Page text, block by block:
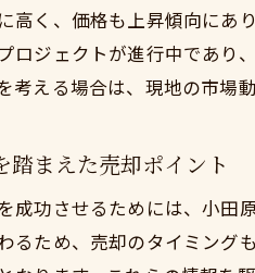
高く、価格も上昇傾向にあ
ロジェクトが進行中であり
考える場合は、現地の市場
踏まえた売却ポイント
成功させるためには、小田
るため、売却のタイミング